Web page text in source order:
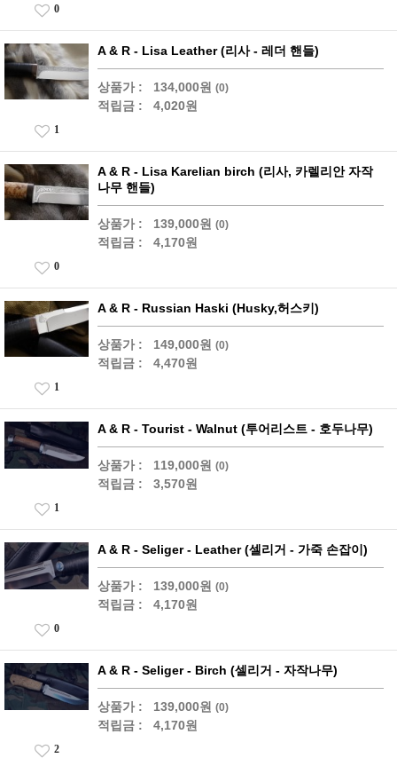
0
A & R - Lisa Leather (리사 - 레더 핸들)
상품가 : 134,000원 (0)
적립금 : 4,020원
1
A & R - Lisa Karelian birch (리사, 카렐리안 자작
나무 핸들)
상품가 : 139,000원 (0)
적립금 : 4,170원
0
A & R - Russian Haski (Husky,허스키)
상품가 : 149,000원 (0)
적립금 : 4,470원
1
A & R - Tourist - Walnut (투어리스트 - 호두나무)
상품가 : 119,000원 (0)
적립금 : 3,570원
1
A & R - Seliger - Leather (셀리거 - 가죽 손잡이)
상품가 : 139,000원 (0)
적립금 : 4,170원
0
A & R - Seliger - Birch (셀리거 - 자작나무)
상품가 : 139,000원 (0)
적립금 : 4,170원
2